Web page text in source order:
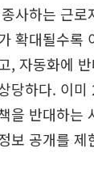
사하는 근
확대될수록
, 자동화에
당하다. 이
을 반대하는
보 공개를 제